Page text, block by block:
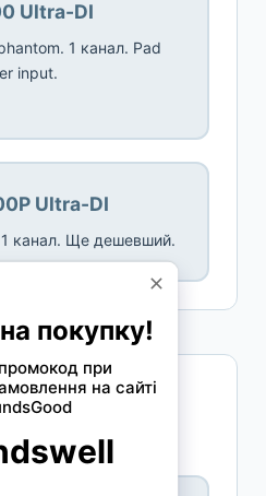
Ultra-DI
1 канал. Pad
input.
Ultra-DI
канал. Ще дешевший.